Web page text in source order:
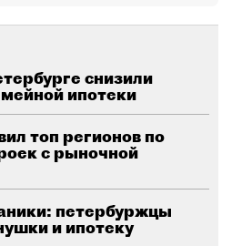
снизили
ипотеки
топ регионов по
с рыночной
петербуржцы
и ипотеку